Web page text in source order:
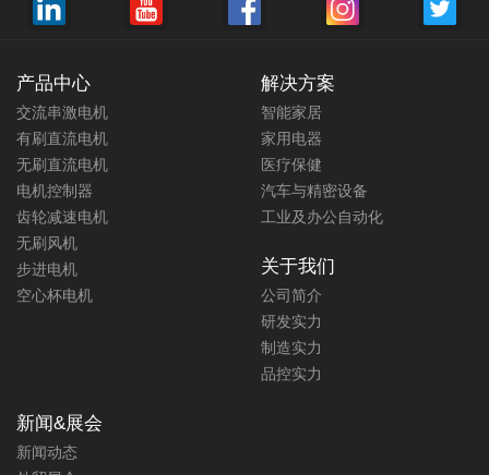
产品中心
交流串激电机
有刷直流电机
无刷直流电机
电机控制器
齿轮减速电机
无刷风机
步进电机
空心杯电机
解决方案
智能家居
家用电器
医疗保健
汽车与精密设备
工业及办公自动化
关于我们
公司简介
研发实力
制造实力
品控实力
新闻&展会
新闻动态